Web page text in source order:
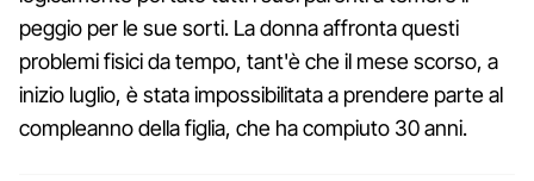
peggio per le sue sorti. La donna affronta questi
problemi fisici da tempo, tant'è che il mese scorso, a
inizio luglio, è stata impossibilitata a prendere parte al
compleanno della figlia, che ha compiuto 30 anni.